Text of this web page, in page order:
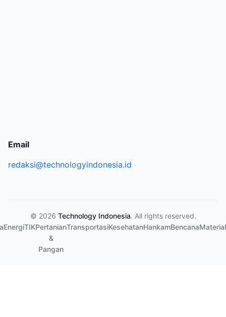
Email
redaksi@technologyindonesia.id
© 2026 Technology Indonesia. All rights reserved.
EnergiTIKPertanian
&
Pangan
TransportasiKesehatanHankamBencanaMaterial